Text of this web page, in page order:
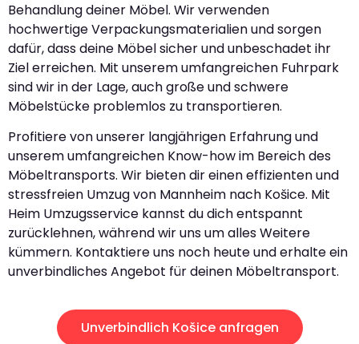
Behandlung deiner Möbel. Wir verwenden
hochwertige Verpackungsmaterialien und sorgen
dafür, dass deine Möbel sicher und unbeschadet ihr
Ziel erreichen. Mit unserem umfangreichen Fuhrpark
sind wir in der Lage, auch große und schwere
Möbelstücke problemlos zu transportieren.
Profitiere von unserer langjährigen Erfahrung und
unserem umfangreichen Know-how im Bereich des
Möbeltransports. Wir bieten dir einen effizienten und
stressfreien Umzug von Mannheim nach Košice. Mit
Heim Umzugsservice kannst du dich entspannt
zurücklehnen, während wir uns um alles Weitere
kümmern. Kontaktiere uns noch heute und erhalte ein
unverbindliches Angebot für deinen Möbeltransport.
Unverbindlich Košice anfragen